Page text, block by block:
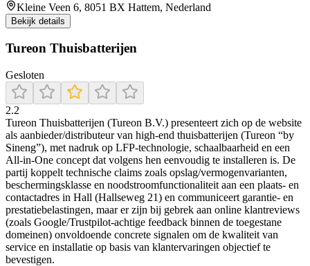
Kleine Veen 6, 8051 BX Hattem, Nederland
Bekijk details
Tureon Thuisbatterijen
Gesloten
2.2
Tureon Thuisbatterijen (Tureon B.V.) presenteert zich op de website
als aanbieder/distributeur van high-end thuisbatterijen (Tureon “by
Sineng”), met nadruk op LFP-technologie, schaalbaarheid en een
All-in-One concept dat volgens hen eenvoudig te installeren is. De
partij koppelt technische claims zoals opslag/vermogenvarianten,
beschermingsklasse en noodstroomfunctionaliteit aan een plaats- en
contactadres in Hall (Hallseweg 21) en communiceert garantie- en
prestatiebelastingen, maar er zijn bij gebrek aan online klantreviews
(zoals Google/Trustpilot-achtige feedback binnen de toegestane
domeinen) onvoldoende concrete signalen om de kwaliteit van
service en installatie op basis van klantervaringen objectief te
bevestigen.